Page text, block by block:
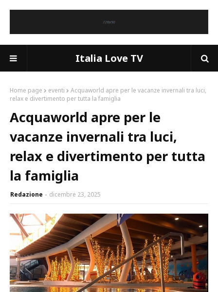
Italia Love TV
Home page eventi
Acquaworld apre per le vacanze invernali tra luci,
relax e divertimento per tutta la famiglia
Acquaworld apre per le
vacanze invernali tra luci,
relax e divertimento per tutta
la famiglia
Redazione dicembre 23, 2025